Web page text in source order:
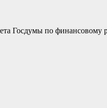
Госдумы по